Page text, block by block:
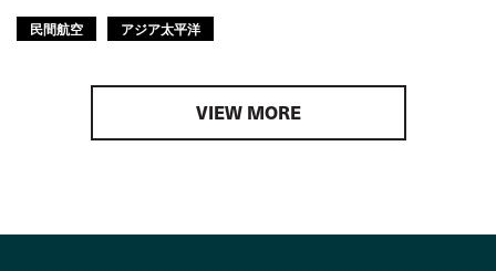
民間航空 アジア太平洋
VIEW MORE